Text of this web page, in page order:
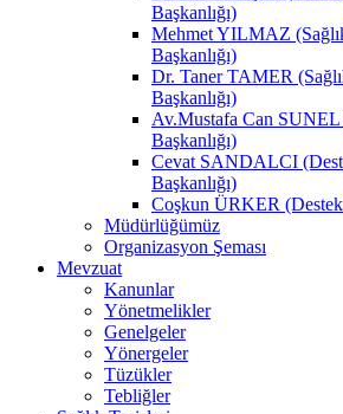
Başkanlığı)
Mehmet YILMAZ
Başkanlığı)
Dr. Taner TAMER
Başkanlığı)
Av.Mustafa Can
Başkanlığı)
Cevat SANDALCI
Başkanlığı)
Coşkun ÜRKER
Müdürlüğümüz
Organizasyon Şeması
Mevzuat
Kanunlar
Yönetmelikler
Genelgeler
Yönergeler
Tüzükler
Tebliğler